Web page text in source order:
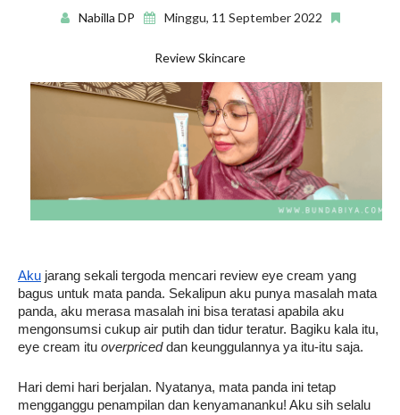
Nabilla DP Minggu, 11 September 2022
Review Skincare
Aku jarang sekali tergoda mencari review eye cream yang
bagus untuk mata panda. Sekalipun aku punya masalah mata
panda, aku merasa masalah ini bisa teratasi apabila aku
mengonsumsi cukup air putih dan tidur teratur. Bagiku kala itu,
eye cream itu overpriced dan keunggulannya ya itu-itu saja.
Hari demi hari berjalan. Nyatanya, mata panda ini tetap
mengganggu penampilan dan kenyamananku! Aku sih selalu